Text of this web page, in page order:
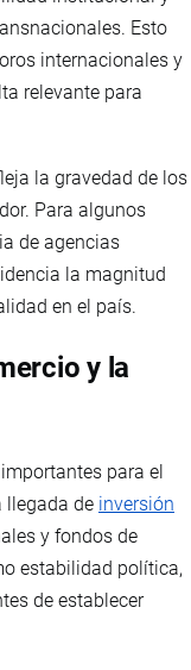
Esto
internacionales y
relevante para
la gravedad de los
Para algunos
de agencias
la magnitud
en el país.
y la
para el
llegada de inversión
y fondos de
estabilidad política,
de establecer